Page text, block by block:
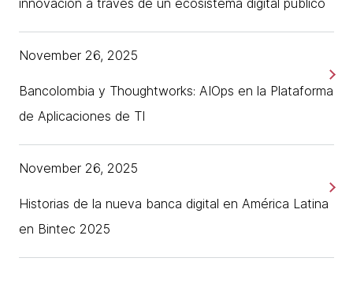
innovación a través de un ecosistema digital público
Bancolombia y Thoughtworks: AIOps en la Plataforma
de Aplicaciones de TI
November 26, 2025
Historias de la nueva banca digital en América Latina
en Bintec 2025
November 26, 2025